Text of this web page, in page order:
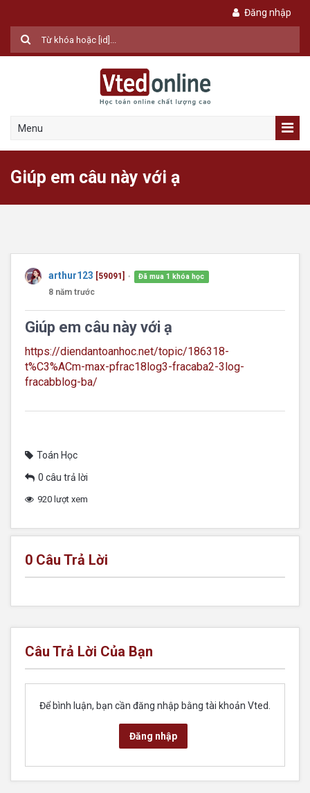
Đăng nhập
Menu
Giúp em câu này với ạ
arthur123 [59091] ● Đã mua 1 khóa học
8 năm trước
Giúp em câu này với ạ
https://diendantoanhoc.net/topic/186318-
t%C3%ACm-max-pfrac18log3-fracaba2-3log-
fracabblog-ba/
Toán Học
0 câu trả lời
920 lượt xem
0 Câu Trả Lời
Câu Trả Lời Của Bạn
Để bình luận, bạn cần đăng nhập bằng tài khoản Vted.
Đăng nhập